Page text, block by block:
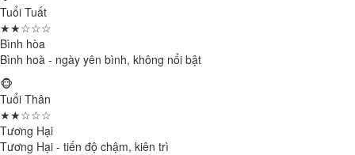
Tuổi Tuất
★★☆☆☆
Bình hòa
Bình hoà - ngày yên bình, không nổi bật
🐵
Tuổi Thân
★★☆☆☆
Tương Hại
Tương Hại - tiến độ chậm, kiên trì